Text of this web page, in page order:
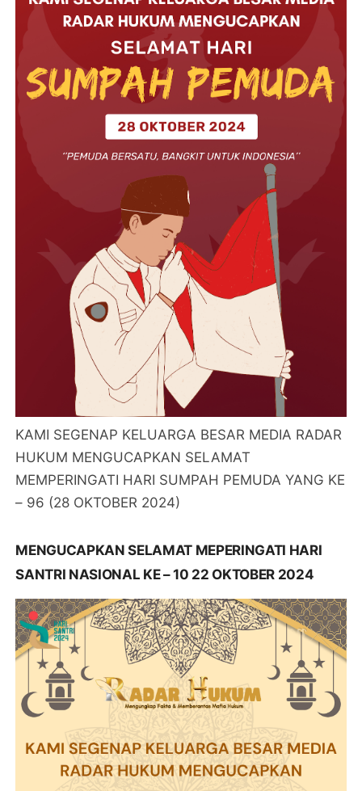
KAMI SEGENAP KELUARGA BESAR MEDIA RADAR
HUKUM MENGUCAPKAN SELAMAT
MEMPERINGATI HARI SUMPAH PEMUDA YANG KE
– 96 (28 OKTOBER 2024)
MENGUCAPKAN SELAMAT MEPERINGATI HARI
SANTRI NASIONAL KE – 10 22 OKTOBER 2024